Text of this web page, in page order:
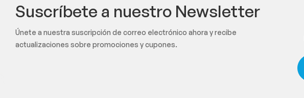
Suscríbete a nuestro Newsletter
Únete a nuestra suscripción de correo electrónico ahora y recibe
actualizaciones sobre promociones y cupones.